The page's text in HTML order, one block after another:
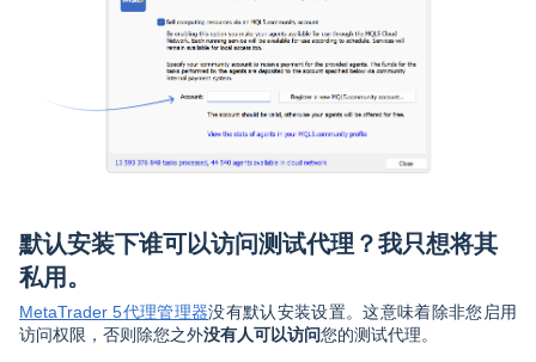
默认安装下谁可以访问测试代理？我只想将其
私用。
MetaTrader 5代理管理器没有默认安装设置。这意味着除非您启用
访问权限，否则除您之外没有人可以访问您的测试代理。